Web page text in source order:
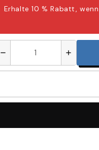
Erhalte 10 % Rabatt,
remove add